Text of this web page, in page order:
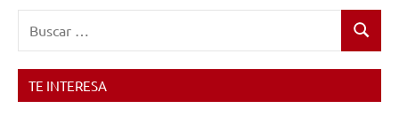
Buscar
TE INTERESA